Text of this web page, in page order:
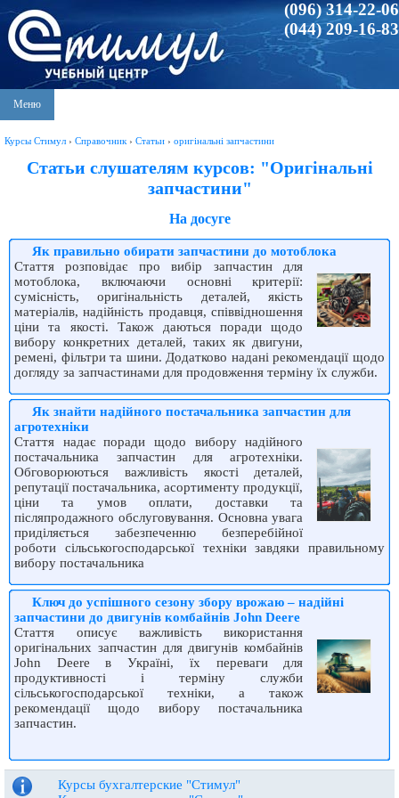
(096) 314-22-06
(044) 209-16-83
Меню
Курсы Стимул › Справочник › Статьи › оригінальні запчастини
Статьи слушателям курсов: "Оригінальні
запчастини"
На досуге
Як правильно обирати запчастини до мотоблока
Стаття розповідає про вибір запчастин для
мотоблока, включаючи основні критерії:
сумісність, оригінальність деталей, якість
матеріалів, надійність продавця, співвідношення
ціни та якості. Також даються поради щодо
вибору конкретних деталей, таких як двигуни,
ремені, фільтри та шини. Додатково надані рекомендації щодо
догляду за запчастинами для продовження терміну їх служби.
Як знайти надійного постачальника запчастин для
агротехніки
Стаття надає поради щодо вибору надійного
постачальника запчастин для агротехніки.
Обговорюються важливість якості деталей,
репутації постачальника, асортименту продукції,
ціни та умов оплати, доставки та
післяпродажного обслуговування. Основна увага
приділяється забезпеченню безперебійної
роботи сільськогосподарської техніки завдяки правильному
вибору постачальника
Ключ до успішного сезону збору врожаю – надійні
запчастини до двигунів комбайнів John Deere
Стаття описує важливість використання
оригінальних запчастин для двигунів комбайнів
John Deere в Україні, їх переваги для
продуктивності і терміну служби
сільськогосподарської техніки, а також
рекомендації щодо вибору постачальника
запчастин.
Курсы бухгалтерские "Стимул"